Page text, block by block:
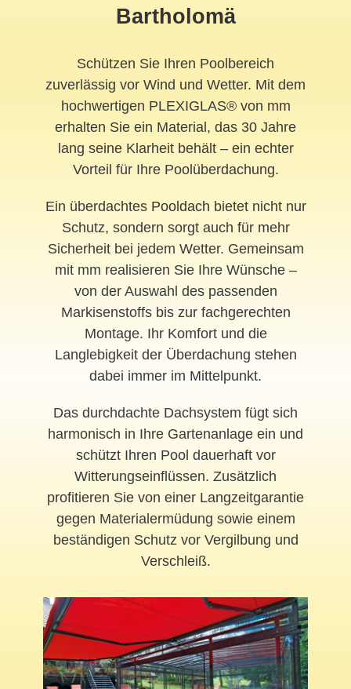
Bartholomä
Schützen Sie Ihren Poolbereich
zuverlässig vor Wind und Wetter. Mit dem
hochwertigen PLEXIGLAS® von mm
erhalten Sie ein Material, das 30 Jahre
lang seine Klarheit behält – ein echter
Vorteil für Ihre Poolüberdachung.
Ein überdachtes Pooldach bietet nicht nur
Schutz, sondern sorgt auch für mehr
Sicherheit bei jedem Wetter. Gemeinsam
mit mm realisieren Sie Ihre Wünsche –
von der Auswahl des passenden
Markisenstoffs bis zur fachgerechten
Montage. Ihr Komfort und die
Langlebigkeit der Überdachung stehen
dabei immer im Mittelpunkt.
Das durchdachte Dachsystem fügt sich
harmonisch in Ihre Gartenanlage ein und
schützt Ihren Pool dauerhaft vor
Witterungseinflüssen. Zusätzlich
profitieren Sie von einer Langzeitgarantie
gegen Materialermüdung sowie einem
beständigen Schutz vor Vergilbung und
Verschleiß.